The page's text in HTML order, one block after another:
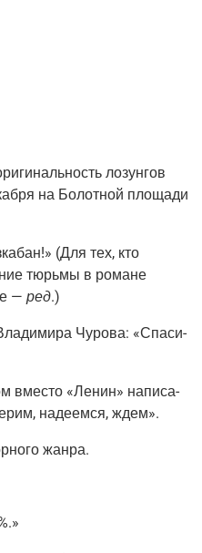
лозун­гов
на Болот­ной пло­ща­ди
(Для тех, кто
тюрь­мы в романе
— ред.)
Чуро­ва: «Спа­си­
вме­сто «Ленин» напи­са­
наде­ем­ся, ждем».
жанра.